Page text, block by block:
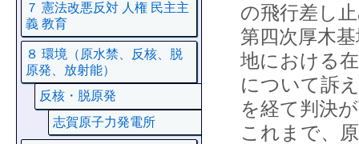
の飛行差し
第四次厚木
地における
について訴
を経て判決
これまで、
７ 憲法改悪反対 人権 民主主
義 教育
８ 環境（原水禁、反核、脱
原発、放射能）
反核・脱原発
志賀原子力発電所